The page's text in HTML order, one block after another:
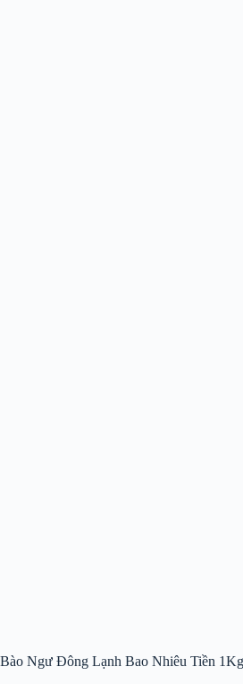
Bào Ngư Đông Lạnh Bao Nhiêu Tiền 1Kg